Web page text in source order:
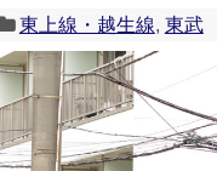
東上線・越生線, 東武